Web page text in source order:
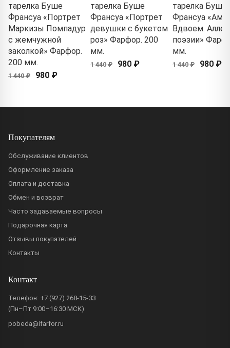
тарелка Буше
Франсуа «Портрет
Маркизы Помпадур
с жемчужной
заколкой» Фарфор.
200 мм.
1 440 ₽ 980 ₽
тарелка Буше
Франсуа «Портрет
девушки с букетом
роз» Фарфор. 200
мм.
1 440 ₽ 980 ₽
тарелка Буше
Франсуа
Вдвоем.
поэзии»
мм.
1 440 ₽ 980 ₽
Покупателям
Обслуживание клиентов
Оформление заказа
Оплата и доставка
Обмен и возврат
Часто задаваемые вопросы
Подарочная карта
Отзывы покупателей
Контакты
Контакт
Телефон: +7 (927) 268-15-33
(Пн–Пт 9:00–16:30 МСК)
pobeda@ifarfor.ru